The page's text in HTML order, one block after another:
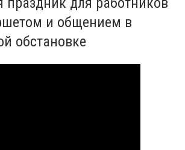
и общением в
обстановке